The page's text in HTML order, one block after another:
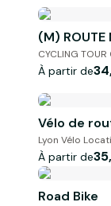
(M) ROUTE
CYCLING TOUR
À partir de
Vélo de
Lyon Vélo
À partir de
Road Bike